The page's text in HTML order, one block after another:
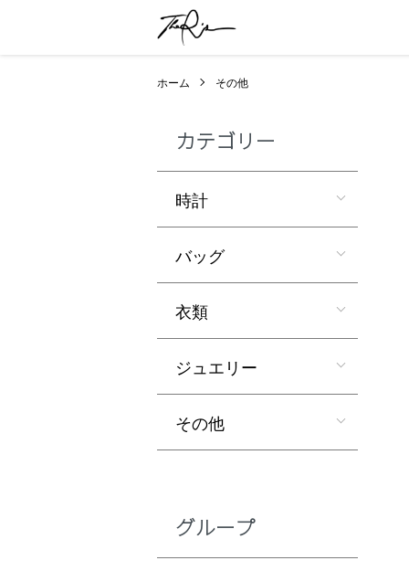
ホーム その他
カテゴリー
時計
バッグ
衣類
ジュエリー
その他
グループ